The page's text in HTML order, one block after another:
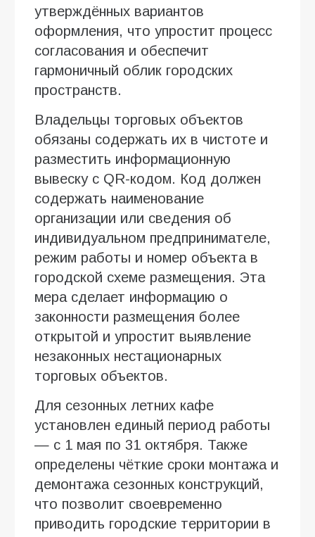
утверждённых вариантов
оформления, что упростит процесс
согласования и обеспечит
гармоничный облик городских
пространств.
Владельцы торговых объектов
обязаны содержать их в чистоте и
разместить информационную
вывеску с QR-кодом. Код должен
содержать наименование
организации или сведения об
индивидуальном предпринимателе,
режим работы и номер объекта в
городской схеме размещения. Эта
мера сделает информацию о
законности размещения более
открытой и упростит выявление
незаконных нестационарных
торговых объектов.
Для сезонных летних кафе
установлен единый период работы
— с 1 мая по 31 октября. Также
определены чёткие сроки монтажа и
демонтажа сезонных конструкций,
что позволит своевременно
приводить городские территории в